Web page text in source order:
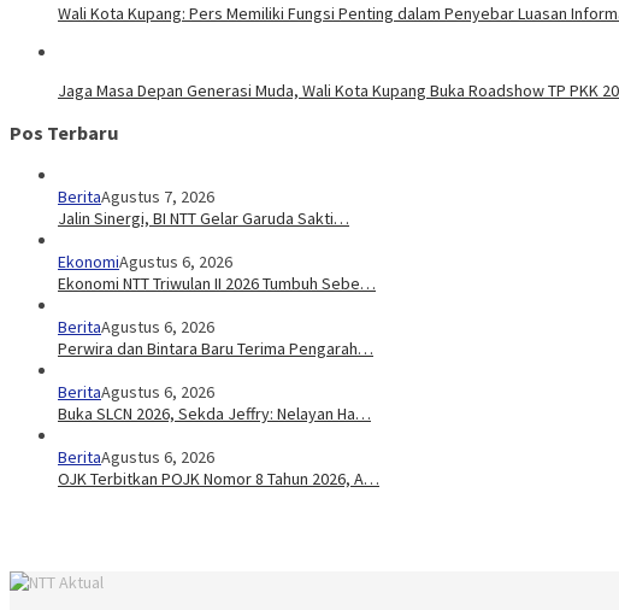
Wali Kota Kupang: Pers Memiliki Fungsi Penting dalam Penyebar Luasan
Jaga Masa Depan Generasi Muda, Wali Kota Kupang Buka Roadshow TP PKK
Pos Terbaru
BeritaAgustus 7, 2026
Jalin Sinergi, BI NTT Gelar Garuda Sakti…
EkonomiAgustus 6, 2026
Ekonomi NTT Triwulan II 2026 Tumbuh Sebe…
BeritaAgustus 6, 2026
Perwira dan Bintara Baru Terima Pengarah…
BeritaAgustus 6, 2026
Buka SLCN 2026, Sekda Jeffry: Nelayan Ha…
BeritaAgustus 6, 2026
OJK Terbitkan POJK Nomor 8 Tahun 2026, A…